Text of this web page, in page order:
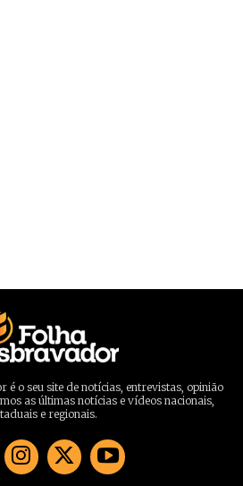
é o seu site de notícias, entrevistas, opinião
as últimas notícias e vídeos nacionais,
e regionais.